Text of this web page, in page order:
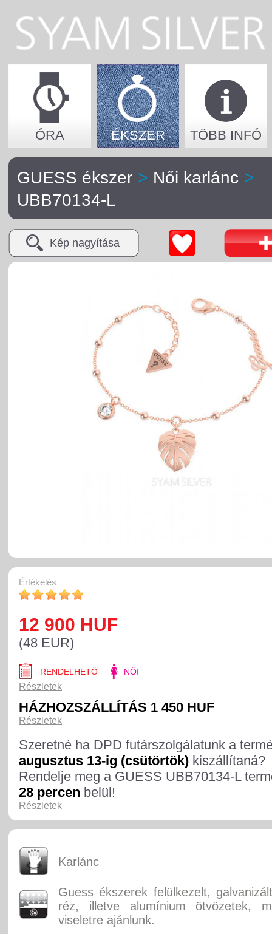
ÓRA ÉKSZER TÖBB INFÓ
GUESS ékszer > Női karlánc >
UBB70134-L
Kép nagyítása
Értékelés
12 900 HUF
(48 EUR)
RENDELHETŐ
Részletek
NŐI
HÁZHOZSZÁLLÍTÁS 1 450 HUF
Részletek
Szeretné ha DPD futárszolgálatunk a
augusztus 13-ig (csütörtök) kiszállítaná?
Rendelje meg a GUESS UBB70134-L
28 percen belül!
Részletek
Karlánc
Guess ékszerek felülkezelt,
réz, illetve alumínium ötvözetek,
viseletre ajánlunk.